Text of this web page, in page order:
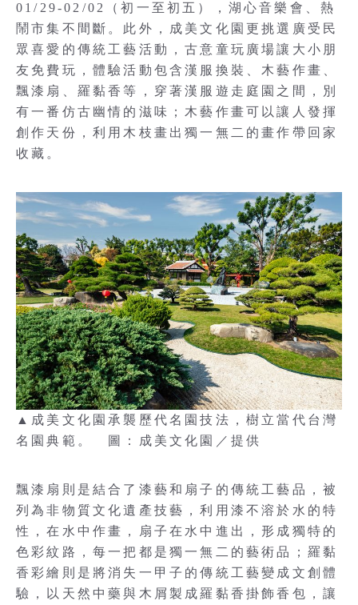
01/29-02/02（初一至初五），湖心音樂會、熱
鬧市集不間斷。此外，成美文化園更挑選廣受民
眾喜愛的傳統工藝活動，古意童玩廣場讓大小朋
友免費玩，體驗活動包含漢服換裝、木藝作畫、
飄漆扇、羅黏香等，穿著漢服遊走庭園之間，別
有一番仿古幽情的滋味；木藝作畫可以讓人發揮
創作天份，利用木枝畫出獨一無二的畫作帶回家
收藏。
▲成美文化園承襲歷代名園技法，樹立當代台灣
名園典範。 圖：成美文化園／提供
飄漆扇則是結合了漆藝和扇子的傳統工藝品，被
列為非物質文化遺產技藝，利用漆不溶於水的特
性，在水中作畫，扇子在水中進出，形成獨特的
色彩紋路，每一把都是獨一無二的藝術品；羅黏
香彩繪則是將消失一甲子的傳統工藝變成文創體
驗，以天然中藥與木屑製成羅黏香掛飾香包，讓